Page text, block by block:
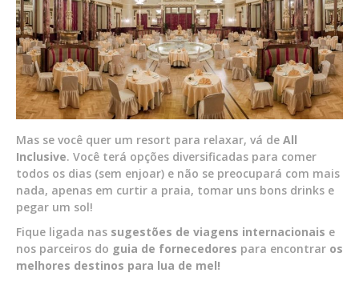
Mas se você quer um resort para relaxar, vá de All
Inclusive. Você terá opções diversificadas para comer
todos os dias (sem enjoar) e não se preocupará com mais
nada, apenas em curtir a praia, tomar uns bons drinks e
pegar um sol!
Fique ligada nas sugestões de viagens internacionais e
nos parceiros do guia de fornecedores para encontrar os
melhores destinos para lua de mel!